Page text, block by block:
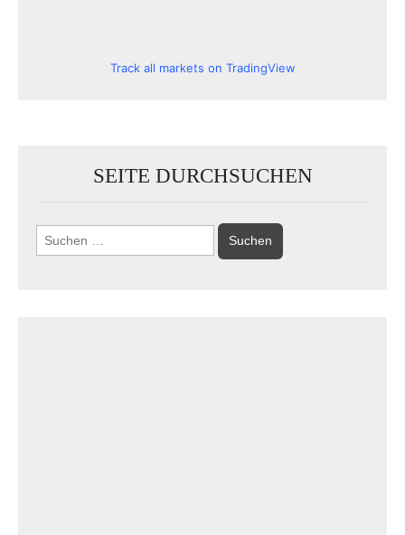
Track all markets on TradingView
SEITE DURCHSUCHEN
Suchen
nach: